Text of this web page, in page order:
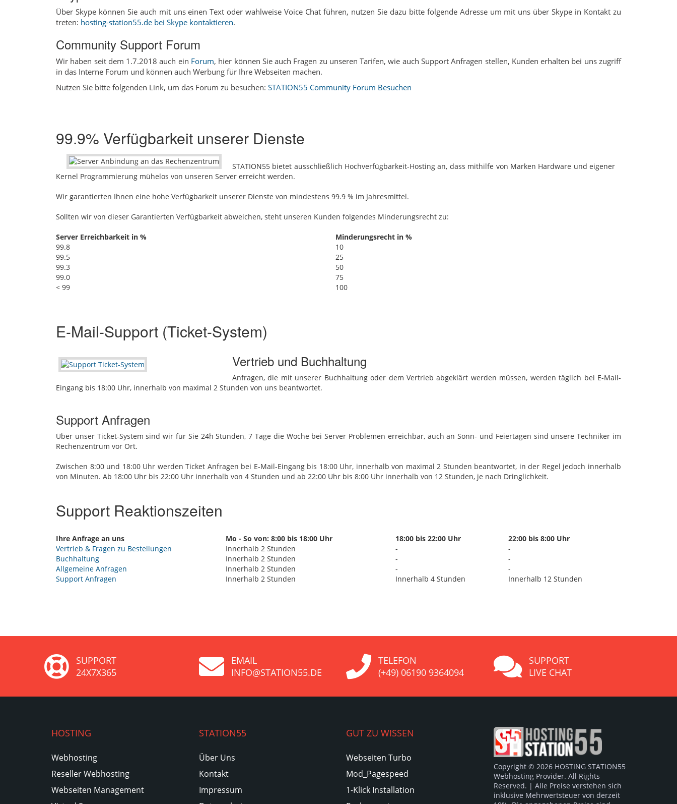
Über Skype können Sie auch mit uns einen Text oder wahlweise Voice Chat führen, nutzen Sie dazu bitte folgende Adresse um mit uns über Skype in Kontakt zu
treten: hosting-station55.de bei Skype kontaktieren.
Community Support Forum
Wir haben seit dem 1.7.2018 auch ein Forum, hier können Sie auch Fragen zu unseren Tarifen, wie auch Support Anfragen stellen, Kunden erhalten bei uns zugriff
in das Interne Forum und können auch Werbung für Ihre Webseiten machen.
Nutzen Sie bitte folgenden Link, um das Forum zu besuchen: STATION55 Community Forum Besuchen
99.9% Verfügbarkeit unserer Dienste
STATION55 bietet ausschließlich Hochverfügbarkeit-Hosting‎ an, dass mithilfe von Marken Hardware und eigener
Kernel Programmierung mühelos von unseren Server erreicht werden.
Wir garantierten Ihnen eine hohe Verfügbarkeit unserer Dienste von mindestens 99.9 % im Jahresmittel.
Sollten wir von dieser Garantierten Verfügbarkeit abweichen, steht unseren Kunden folgendes Minderungsrecht zu:
Server Erreichbarkeit in %
Minderungsrecht in %
99.8
10
99.5
25
99.3
50
99.0
75
< 99
100
E-Mail-Support (Ticket-System)
Vertrieb und Buchhaltung
Anfragen, die mit unserer Buchhaltung oder dem Vertrieb abgeklärt werden müssen, werden täglich bei E-Mail-
Eingang bis 18:00 Uhr, innerhalb von maximal 2 Stunden von uns beantwortet.
Support Anfragen
Über unser Ticket-System sind wir für Sie 24h Stunden, 7 Tage die Woche bei Server Problemen erreichbar, auch an Sonn- und Feiertagen sind unsere Techniker im
Rechenzentrum vor Ort.
Zwischen 8:00 und 18:00 Uhr werden Ticket Anfragen bei E-Mail-Eingang bis 18:00 Uhr, innerhalb von maximal 2 Stunden beantwortet, in der Regel jedoch innerhalb
von Minuten. Ab 18:00 Uhr bis 22:00 Uhr innerhalb von 4 Stunden und ab 22:00 Uhr bis 8:00 Uhr innerhalb von 12 Stunden, je nach Dringlichkeit.
Support Reaktionszeiten
Ihre Anfrage an uns Mo - So von: 8:00 bis 18:00 Uhr 18:00 bis 22:00 Uhr
22:00 bis 8:00 Uhr
Vertrieb & Fragen zu Bestellungen
Innerhalb 2 Stunden -
-
Buchhaltung
Innerhalb 2 Stunden -
-
Allgemeine Anfragen
Innerhalb 2 Stunden -
-
Support Anfragen
Innerhalb 2 Stunden Innerhalb 4 Stunden Innerhalb 12 Stunden
SUPPORT
24X7X365
EMAIL
INFO@STATION55.DE
TELEFON
(+49) 06190 9364094
SUPPORT
LIVE CHAT
HOSTING
Webhosting
Reseller Webhosting
Webseiten Management
STATION55
Über Uns
Kontakt
Impressum
GUT ZU WISSEN
Webseiten Turbo
Mod_Pagespeed
1-Klick Installation
Copyright © 2026 HOSTING STATION55
Webhosting Provider. All Rights
Reserved. | Alle Preise verstehen sich
inklusive Mehrwertsteuer von derzeit